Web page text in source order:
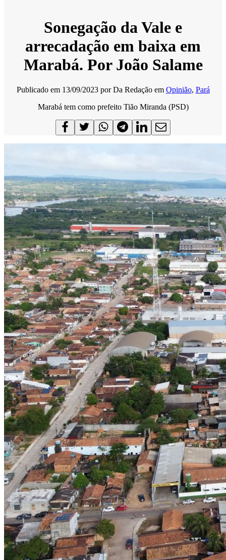
Sonegação da Vale e
arrecadação em baixa em
Marabá. Por João Salame
Publicado em 13/09/2023 porDa Redação em Opinião, Pará
Marabá tem como prefeito Tião Miranda (PSD)